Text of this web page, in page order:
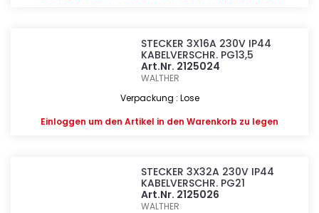
STECKER 3X16A 230V IP44
KABELVERSCHR. PG13,5
Art.Nr. 2125024
WALTHER
Verpackung : Lose
Einloggen um den Artikel in den Warenkorb zu legen
STECKER 3X32A 230V IP44
KABELVERSCHR. PG21
Art.Nr. 2125026
WALTHER